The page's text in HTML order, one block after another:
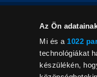
Az Ön
Mi és a 1022
technológiákat
készülékén,